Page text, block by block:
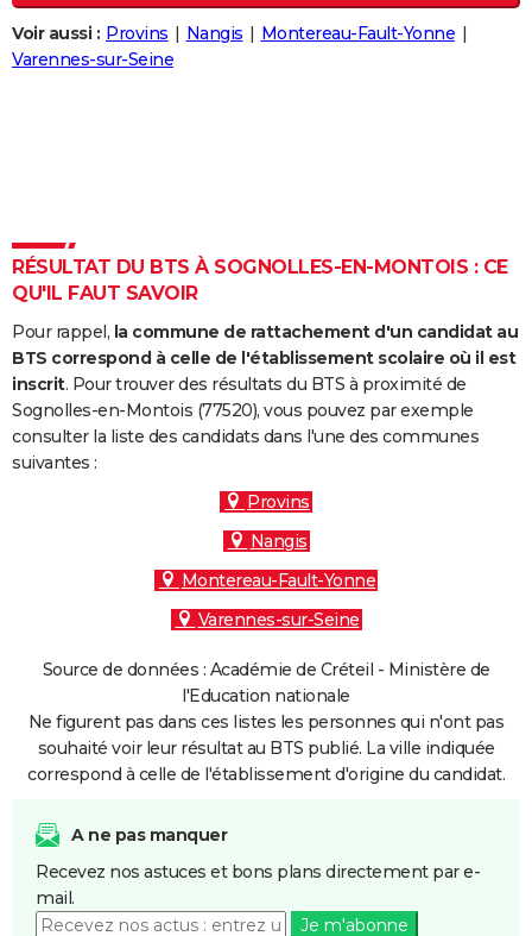
Destinations
City break
Voyage nature
Voyage de noces
Forum
Climat
+
PHOTO
Dictionnaire
Biographies
Citations
Expressions
Proverbes
PROGRAMME TV
S'inscrire
Se connecter
Lycées
Collèges
Primaires
Universités
Entreprises
Service militaire
Avis de recherche
AVIS DE DÉCÈS
FORUM
Bricolage
Lifestyle
Culture
Sport
Auto
Television
Voyage
Cinema
Voir aussi : Provins Nangis
Montereau-Fault-Yonne
Varennes-sur-Seine
RÉSULTAT DU BTS À SOGNOLLES-EN-MONTOIS : CE
QU'IL FAUT SAVOIR
Pour rappel, la commune de rattachement d'un candidat au
BTS correspond à celle de l'établissement scolaire où il est
inscrit. Pour trouver des résultats du BTS à proximité de
Sognolles-en-Montois (77520), vous pouvez par exemple
consulter la liste des candidats dans l'une des communes
suivantes :
Provins
Nangis
Montereau-Fault-Yonne
Varennes-sur-Seine
Source de données : Académie de Créteil - Ministère de
l'Education nationale
Ne figurent pas dans ces listes les personnes qui n'ont pas
souhaité voir leur résultat au BTS publié. La ville indiquée
correspond à celle de l'établissement d'origine du candidat.
A ne pas manquer
Recevez nos astuces et bons plans directement par e-
mail.
Je m'abonne